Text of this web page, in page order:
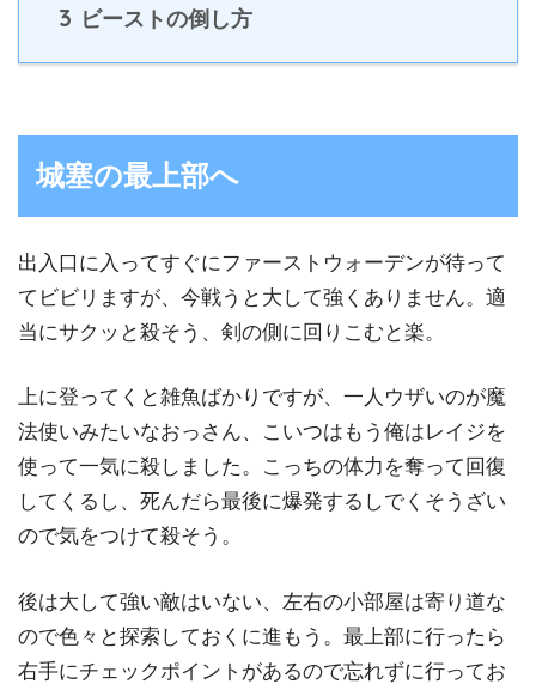
3 ビーストの倒し方
城塞の最上部へ
出入口に入ってすぐにファーストウォーデンが待って
てビビリますが、今戦うと大して強くありません。適
当にサクッと殺そう、剣の側に回りこむと楽。
上に登ってくと雑魚ばかりですが、一人ウザいのが魔
法使いみたいなおっさん、こいつはもう俺はレイジを
使って一気に殺しました。こっちの体力を奪って回復
してくるし、死んだら最後に爆発するしでくそうざい
ので気をつけて殺そう。
後は大して強い敵はいない、左右の小部屋は寄り道な
ので色々と探索しておくに進もう。最上部に行ったら
右手にチェックポイントがあるので忘れずに行ってお